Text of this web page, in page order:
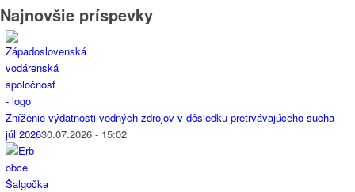
Najnovšie príspevky
Zníženie výdatnosti vodných zdrojov v dôsledku pretrvávajúceho sucha –
júl 202630.07.2026 - 15:02